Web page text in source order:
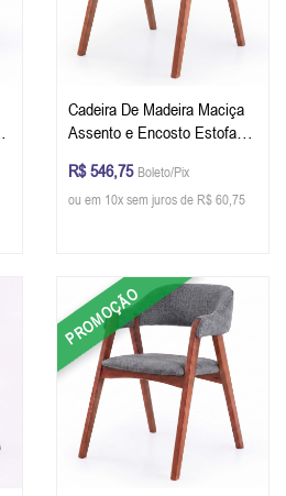
Cadeira De Madeira Maciça
Assento e Encosto Estofado
Preto
R$ 546,75 Boleto/Pix
ou em 10x sem juros de R$ 60,75
PROMOÇÃO